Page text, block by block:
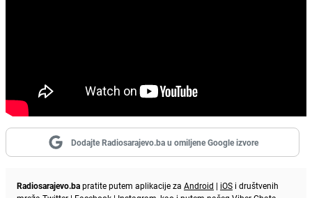
Dodajte Radiosarajevo.ba u omiljene Google izvore
Radiosarajevo.bapratite putem aplikacije za Android | iOS i društvenih